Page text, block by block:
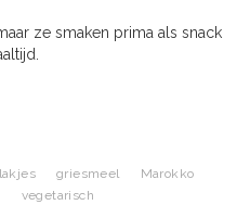
ze smaken prima als snack
griesmeel
Marokko
vegetarisch